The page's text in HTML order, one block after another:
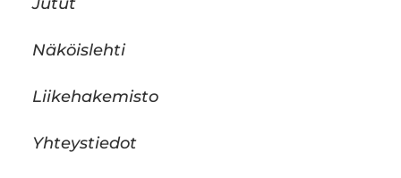
Näköislehti
Liikehakemisto
Yhteystiedot